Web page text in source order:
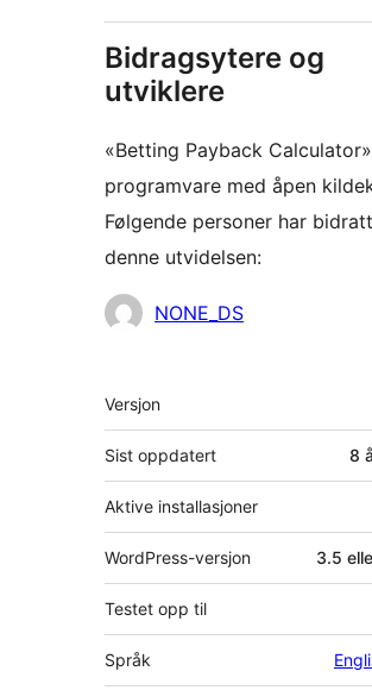
Bidragsytere og
utviklere
«Betting Payback
programvare med åpen
Følgende personer har
denne utvidelsen:
Bidragsytere
NONE_DS
Meta
Versjon
Sist oppdatert 8
Aktive installasjoner
WordPress-versjon 3.5
Testet opp til
Språk